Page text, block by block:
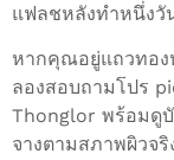
แฟลชหลังทำหนึ่งวั
หากคุณอยู่แถวทอง
ลองสอบถามโปร
Thonglor พร้อมดู
จางตามสภาพผิวจ